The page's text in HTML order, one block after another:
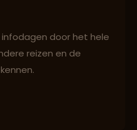
door het hele
reizen en de